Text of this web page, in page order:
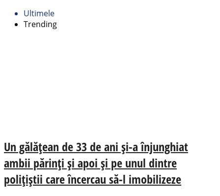
Ultimele
Trending
Un gălățean de 33 de ani și-a înjunghiat
ambii părinți și apoi și pe unul dintre
polițiștii care încercau să-l imobilizeze